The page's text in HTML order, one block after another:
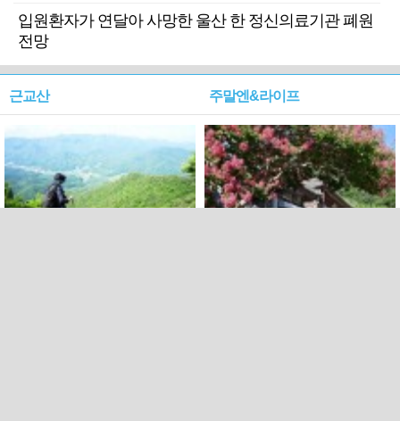
입원환자가 연달아 사망한 울산 한 정신의료기관 폐원
전망
근교산 주말엔&라이프